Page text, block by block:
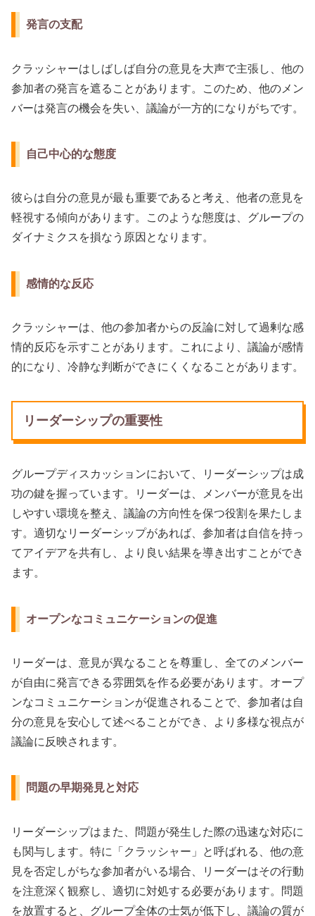
発言の支配
クラッシャーはしばしば自分の意見を大声で主張し、他の
参加者の発言を遮ることがあります。このため、他のメン
バーは発言の機会を失い、議論が一方的になりがちです。
自己中心的な態度
彼らは自分の意見が最も重要であると考え、他者の意見を
軽視する傾向があります。このような態度は、グループの
ダイナミクスを損なう原因となります。
感情的な反応
クラッシャーは、他の参加者からの反論に対して過剰な感
情的反応を示すことがあります。これにより、議論が感情
的になり、冷静な判断ができにくくなることがあります。
リーダーシップの重要性
グループディスカッションにおいて、リーダーシップは成
功の鍵を握っています。リーダーは、メンバーが意見を出
しやすい環境を整え、議論の方向性を保つ役割を果たしま
す。適切なリーダーシップがあれば、参加者は自信を持っ
てアイデアを共有し、より良い結果を導き出すことができ
ます。
オープンなコミュニケーションの促進
リーダーは、意見が異なることを尊重し、全てのメンバー
が自由に発言できる雰囲気を作る必要があります。オープ
ンなコミュニケーションが促進されることで、参加者は自
分の意見を安心して述べることができ、より多様な視点が
議論に反映されます。
問題の早期発見と対応
リーダーシップはまた、問題が発生した際の迅速な対応に
も関与します。特に「クラッシャー」と呼ばれる、他の意
見を否定しがちな参加者がいる場合、リーダーはその行動
を注意深く観察し、適切に対処する必要があります。問題
を放置すると、グループ全体の士気が低下し、議論の質が